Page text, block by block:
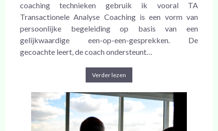
coaching technieken gebruik ik vooral TA
Transactionele Analyse Coaching is een vorm van
persoonlijke begeleiding op basis van een
gelijkwaardige een-op-een-gesprekken. De
gecoachte leert, de coach ondersteunt…
Verder lezen